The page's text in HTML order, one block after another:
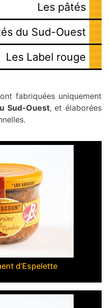
Les pâtés
du Sud-Ouest
Les Label rouge
fabriquées uniquement
Sud-Ouest, et élaborées
d’Espelette